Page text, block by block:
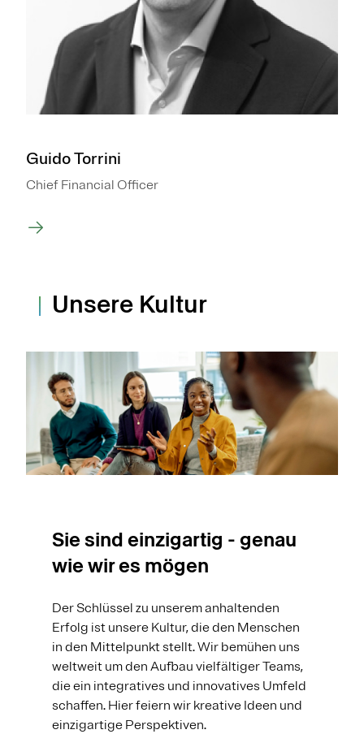
Guido Torrini
Chief Financial Officer
Unsere Kultur
Sie sind einzigartig - genau
wie wir es mögen
Der Schlüssel zu unserem anhaltenden
Erfolg ist unsere Kultur, die den Menschen
in den Mittelpunkt stellt. Wir bemühen uns
weltweit um den Aufbau vielfältiger Teams,
die ein integratives und innovatives Umfeld
schaffen. Hier feiern wir kreative Ideen und
einzigartige Perspektiven.